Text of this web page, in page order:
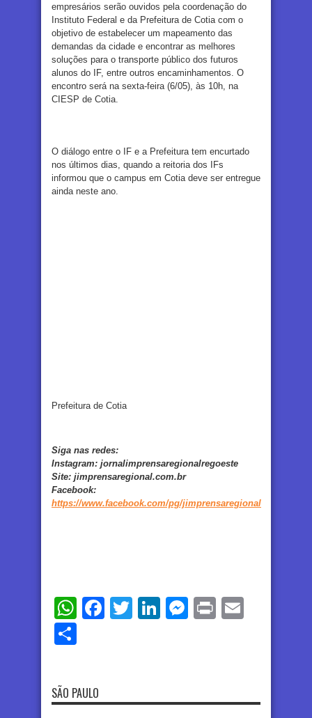
empresários serão ouvidos pela coordenação do
Instituto Federal e da Prefeitura de Cotia com o
objetivo de estabelecer um mapeamento das
demandas da cidade e encontrar as melhores
soluções para o transporte público dos futuros
alunos do IF, entre outros encaminhamentos. O
encontro será na sexta-feira (6/05), às 10h, na
CIESP de Cotia.
O diálogo entre o IF e a Prefeitura tem encurtado
nos últimos dias, quando a reitoria dos IFs
informou que o campus em Cotia deve ser entregue
ainda neste ano.
Prefeitura de Cotia
Siga nas redes:
Instagram: jornalimprensaregionalregoeste
Site: jimprensaregional.com.br
Facebook:
https://www.facebook.com/pg/jimprensaregional
WhatsApp
Facebook
TwitterLinkedIn
Messenger
Print
SÃO PAULO